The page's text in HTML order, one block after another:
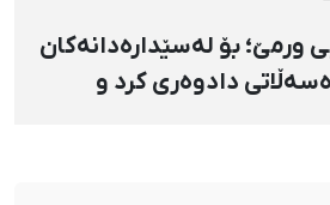
ورمێ؛ بۆ لەسێدارەدانەکان
دادوەری کرد و